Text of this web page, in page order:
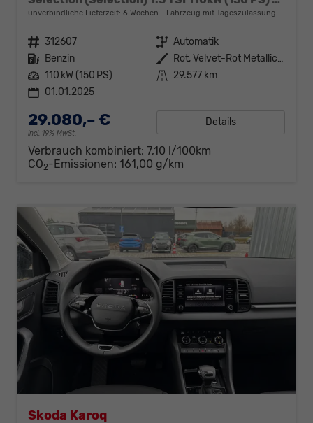
unverbindliche Lieferzeit: 6 Wochen Fahrzeug mit Tageszulassung
Fahrzeugnr. 312607 Getriebe Automatik
Kraftstoff Benzin Außenfarbe
Rot, Velvet-Rot Metallic (K1)
Leistung 110 kW (150 PS) Kilometerstand 29.577 km
01.01.2025
29.080,– €
incl. 19% MwSt.
Details
Verbrauch kombiniert: 7,10 l/100km
CO2-Emissionen: 161,00 g/km
Skoda Karoq